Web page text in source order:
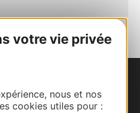
votre vie privée
nous et nos
cookies utiles pour :